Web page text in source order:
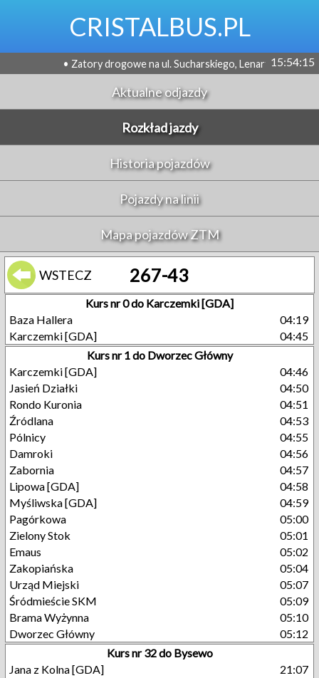
CRISTALBUS.PL
• Zatory drogowe na ul. Sucharskiego, Lenartowicza i15:54:15
Aktualne odjazdy
Rozkład jazdy
Historia pojazdów
Pojazdy na linii
Mapa pojazdów ZTM
WSTECZ 267-43
Kurs nr 0 do Karczemki [GDA]
Baza Hallera
04:19
Karczemki [GDA]
04:45
Kurs nr 1 do Dworzec Główny
Karczemki [GDA]
04:46
Jasień Działki
04:50
Rondo Kuronia
04:51
Źródlana
04:53
Pólnicy
04:55
Damroki
04:56
Zabornia
04:57
Lipowa [GDA]
04:58
Myśliwska [GDA]
04:59
Pagórkowa
05:00
Zielony Stok
05:01
Emaus
05:02
Zakopiańska
05:04
Urząd Miejski
05:07
Śródmieście SKM
05:09
Brama Wyżynna
05:10
Dworzec Główny
05:12
Kurs nr 32 do Bysewo
Jana z Kolna [GDA]
21:07